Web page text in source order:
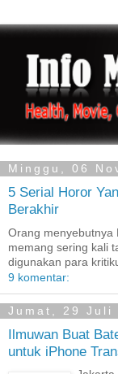
Minggu, 06
5 Serial Horor
Berakhir
Orang menyebutnya
memang sering kali
digunakan para
9 komentar:
Jumat, 29 Juli
Ilmuwan Buat
untuk iPhone